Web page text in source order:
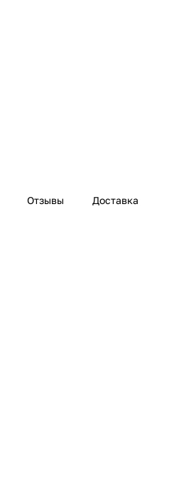
Отзывы Доставка